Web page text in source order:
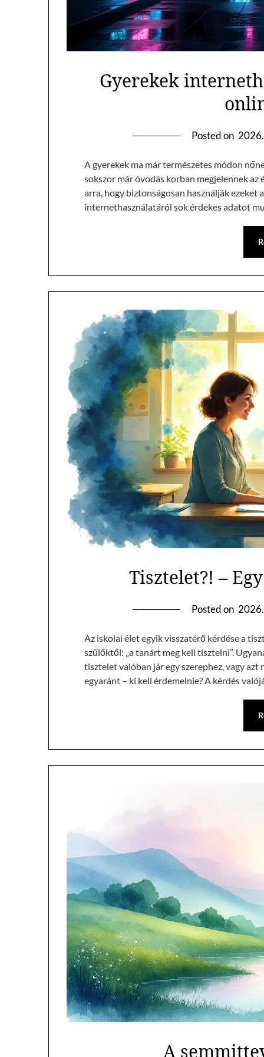
Gyerekek
Posted on
A gyerekek ma már természetes módon
sokszor már óvodás korban megjelennek
arra, hogy biztonságosan használják ezeket
internethasználatáról sok érdekes adatot
Tisztelet?! –
Posted on
Az iskolai élet egyik visszatérő kérdése a
szülőktől: „a tanárt meg kell tisztelni”.
tisztelet valóban jár egy szerephez, vagy
egyaránt – ki kell érdemelnie? A kérdés
A